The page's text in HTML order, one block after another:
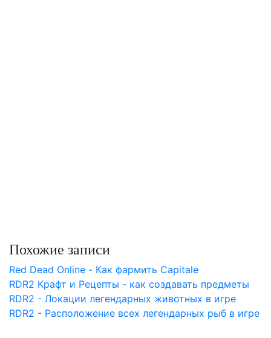
Похожие записи
Red Dead Online - Как фармить Capitale
RDR2 Крафт и Рецепты - как создавать предметы
RDR2 - Локации легендарных животных в игре
RDR2 - Расположение всех легендарных рыб в игре